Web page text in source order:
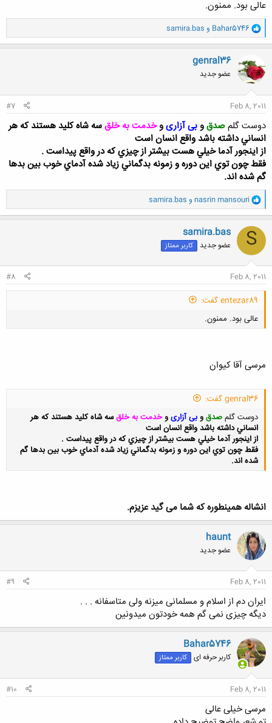
عالی بود. ممنون.
و
ا
ک
ش
ه
ا
Bahar5746 و samira.bas
genral36
عضو جدید
Feb 8, 2011
#7
دوست گلمصدقوبی آزاریوخدمت به خلقسه شاه كليد هستند كه هر
انساني داشته باشد واقع انسان است
از اينجور آدما خيلي هست بيشتر از چيزي كه در واقع پيداست .
فقط چون توي اين دوره و زمونه بدگماني زياد شده آدماي خوب بين بدها
گم شده اند.
و
ا
ک
ن
ش
ه
ا
nasrin mansouri و samira.bas
S
samira.bas
عضو جدید کاربر ممتاز
Feb 8, 2011
#8
entezar89 گفت:
عالی بود. ممنون.
مرسی آقا کیوان
genral36 گفت:
دوست گلمصدقوبی آزاریوخدمت به خلقسه شاه كليد هستند كه هر
انساني داشته باشد واقع انسان است
از اينجور آدما خيلي هست بيشتر از چيزي كه در واقع پيداست .
فقط چون توي اين دوره و زمونه بدگماني زياد شده آدماي خوب بين بدها گم
شده اند.
انشاله همینطوره که شما می گید عزیزم.
haunt
عضو جدید
Feb 8, 2011
#9
ایران دم از اسلام و مسلمانی میزنه ولی متاسفانه . . .
دیگه چیزی نمی گم همه خودتون میدونین
Bahar5746
کاربر حرفه ای کاربر ممتاز
Feb 8, 2011
#10
مرسی خیلی عالی